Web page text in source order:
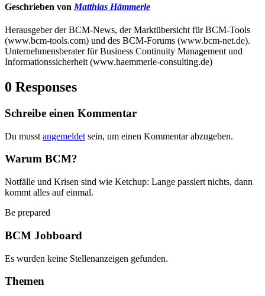
Geschrieben von Matthias Hämmerle
Herausgeber der BCM-News, der Marktübersicht für BCM-Tools
(www.bcm-tools.com) und des BCM-Forums (www.bcm-net.de).
Unternehmensberater für Business Continuity Management und
Informationssicherheit (www.haemmerle-consulting.de)
0 Responses
Schreibe einen Kommentar
Du musst angemeldet sein, um einen Kommentar abzugeben.
Warum BCM?
Notfälle und Krisen sind wie Ketchup: Lange passiert nichts, dann
kommt alles auf einmal.
Be prepared
BCM Jobboard
Es wurden keine Stellenanzeigen gefunden.
Themen